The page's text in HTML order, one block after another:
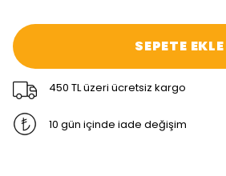
SEPETE EKLE
450 TL üzeri ücretsiz kargo
10 gün içinde iade değişim